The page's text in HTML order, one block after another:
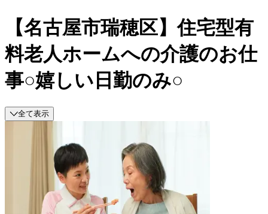
【名古屋市瑞穂区】住宅型有
料老人ホームへの介護のお仕
事○嬉しい日勤のみ○
全て表示